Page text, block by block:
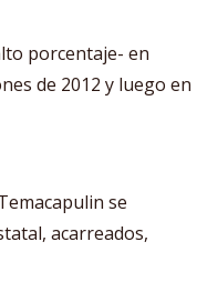
porcentaje- en
de 2012 y luego en
se
acarreados,